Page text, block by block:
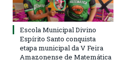
Escola Municipal Divino
Espírito Santo conquista
etapa municipal da V Feira
Amazonense de Matemática